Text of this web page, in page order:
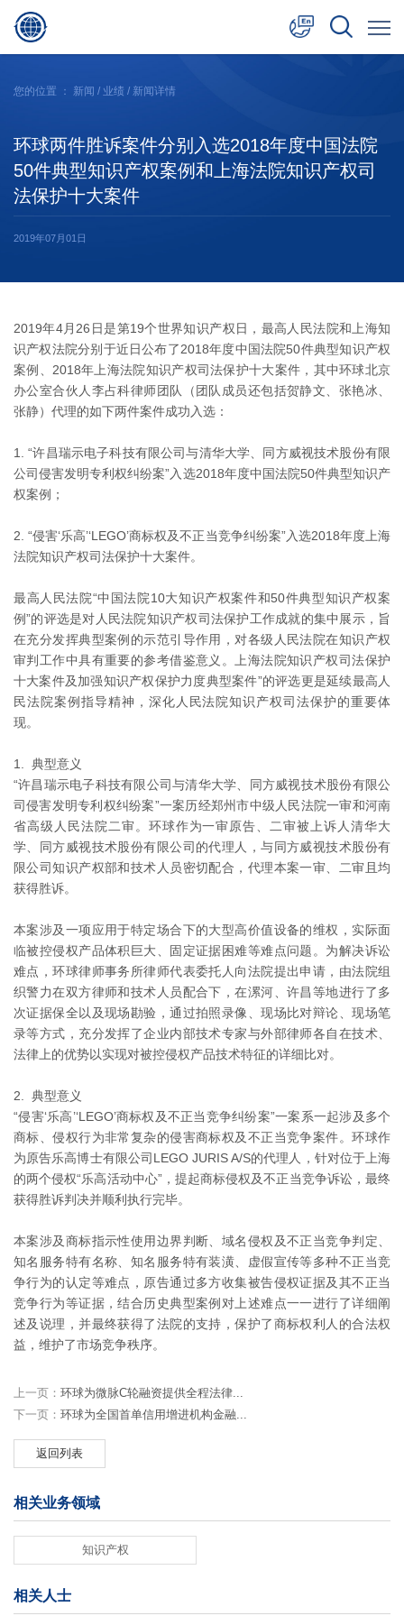
日本語
您的位置 ： 新闻 / 业绩 / 新闻详情
环球两件胜诉案件分别入选2018年度中国法院
50件典型知识产权案例和上海法院知识产权司
法保护十大案件
2019年07月01日
2019年4月26日是第19个世界知识产权日，最高人民法院和上海知
识产权法院分别于近日公布了2018年度中国法院50件典型知识产权
案例、2018年上海法院知识产权司法保护十大案件，其中环球北京
办公室合伙人李占科律师团队（团队成员还包括贺静文、张艳冰、
张静）代理的如下两件案件成功入选：
1. “许昌瑞示电子科技有限公司与清华大学、同方威视技术股份有限
公司侵害发明专利权纠纷案”入选2018年度中国法院50件典型知识产
权案例；
2. “侵害‘乐高’‘LEGO’商标权及不正当竞争纠纷案”入选2018年度上海
法院知识产权司法保护十大案件。
最高人民法院“中国法院10大知识产权案件和50件典型知识产权案
例”的评选是对人民法院知识产权司法保护工作成就的集中展示，旨
在充分发挥典型案例的示范引导作用，对各级人民法院在知识产权
审判工作中具有重要的参考借鉴意义。上海法院知识产权司法保护
十大案件及加强知识产权保护力度典型案件”的评选更是延续最高人
民法院案例指导精神，深化人民法院知识产权司法保护的重要体
现。
1. 典型意义
“许昌瑞示电子科技有限公司与清华大学、同方威视技术股份有限公
司侵害发明专利权纠纷案”一案历经郑州市中级人民法院一审和河南
省高级人民法院二审。环球作为一审原告、二审被上诉人清华大
学、同方威视技术股份有限公司的代理人，与同方威视技术股份有
限公司知识产权部和技术人员密切配合，代理本案一审、二审且均
获得胜诉。
本案涉及一项应用于特定场合下的大型高价值设备的维权，实际面
临被控侵权产品体积巨大、固定证据困难等难点问题。为解决诉讼
难点，环球律师事务所律师代表委托人向法院提出申请，由法院组
织警力在双方律师和技术人员配合下，在漯河、许昌等地进行了多
次证据保全以及现场勘验，通过拍照录像、现场比对辩论、现场笔
录等方式，充分发挥了企业内部技术专家与外部律师各自在技术、
法律上的优势以实现对被控侵权产品技术特征的详细比对。
2. 典型意义
“侵害‘乐高’‘LEGO’商标权及不正当竞争纠纷案”一案系一起涉及多个
商标、侵权行为非常复杂的侵害商标权及不正当竞争案件。环球作
为原告乐高博士有限公司LEGO JURIS A/S的代理人，针对位于上海
的两个侵权“乐高活动中心”，提起商标侵权及不正当竞争诉讼，最终
获得胜诉判决并顺利执行完毕。
本案涉及商标指示性使用边界判断、域名侵权及不正当竞争判定、
知名服务特有名称、知名服务特有装潢、虚假宣传等多种不正当竞
争行为的认定等难点，原告通过多方收集被告侵权证据及其不正当
竞争行为等证据，结合历史典型案例对上述难点一一进行了详细阐
述及说理，并最终获得了法院的支持，保护了商标权利人的合法权
益，维护了市场竞争秩序。
上一页： 环球为微脉C轮融资提供全程法律...
下一页： 环球为全国首单信用增进机构金融...
返回列表
相关业务领域
知识产权
相关人士